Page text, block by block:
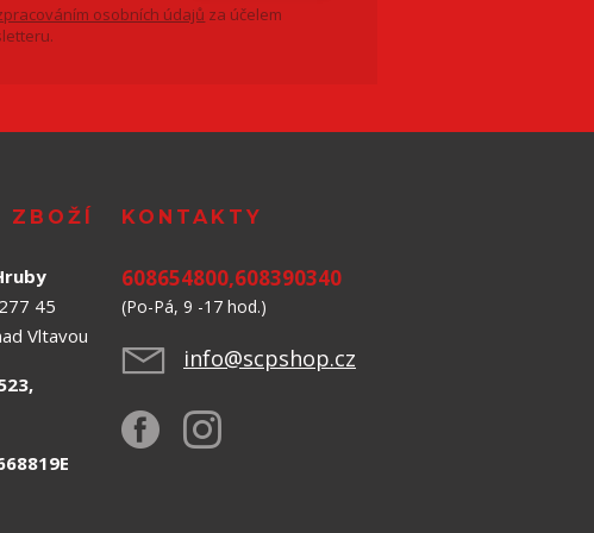
osobních údajů za účelem
45
Vltavou
523,
KONTAKTY
608654800,608390340
(Po-Pá, 9 -17 hod.)
info@scpshop.cz